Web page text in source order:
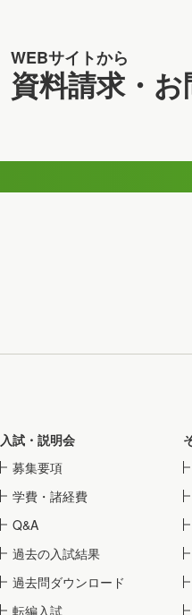
WEBサイトから
資料請求・
入試・説明会
募集要項
学費・諸経費
Q&A
過去の入試結果
過去問ダウンロード
転編入試